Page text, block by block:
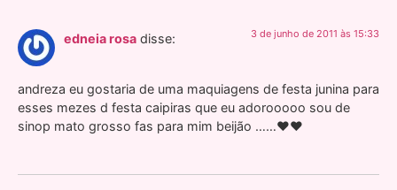
edneia rosa disse: 3 de junho de 2011 às 15:33
andreza eu gostaria de uma maquiagens de festa junina para
esses mezes d festa caipiras que eu adorooooo sou de
sinop mato grosso fas para mim beijão ……♥♥